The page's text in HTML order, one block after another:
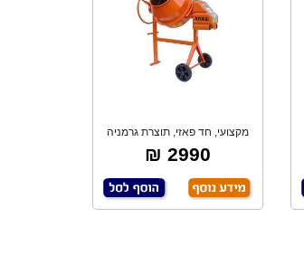
מקצועי, חד פאזי, תוצרת גרמניה
2990 ₪